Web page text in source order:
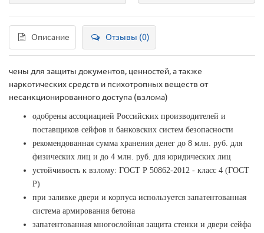
Описание Отзывы (0)
чены для защиты документов, ценностей, а также
наркотических средств и психотропных веществ от
несанкционированного доступа (взлома)
одобрены ассоциацией Российских производителей и
поставщиков сейфов и банковских систем безопасности
рекомендованная сумма хранения денег до 8 млн. руб. для
физических лиц и до 4 млн. руб. для юридических лиц
устойчивость к взлому: ГОСТ Р 50862-2012 - класс 4 (ГОСТ
Р)
при заливке двери и корпуса используется запатентованная
система армирования бетона
запатентованная многослойная защита стенки и двери сейфа